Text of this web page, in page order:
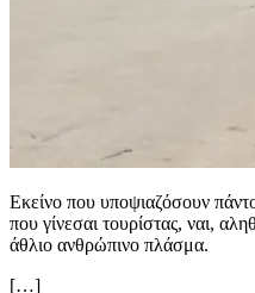
Εκείνο που υποψιαζόσουν
που γίνεσαι τουρίστας, ναι,
άθλιο ανθρώπινο πλάσμα.
[…]